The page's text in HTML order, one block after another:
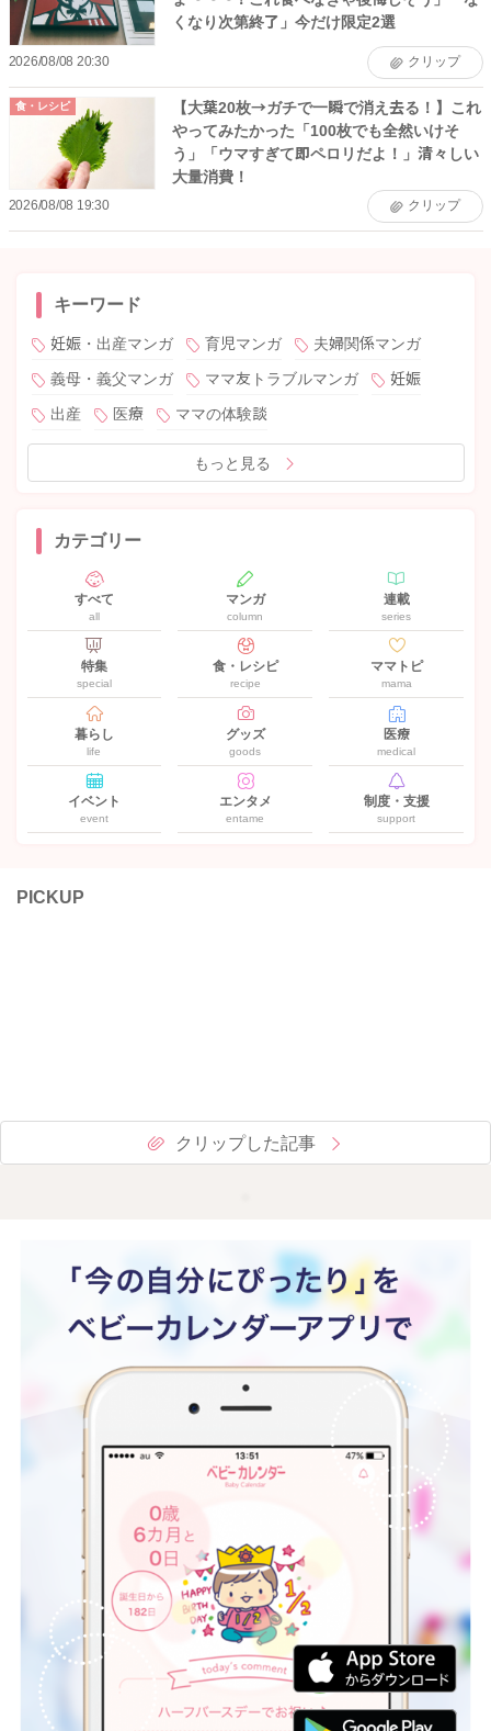
くなり次第終了」今だけ限定2選
2026/08/08 20:30 クリップ
食・レシピ
【大葉20枚→ガチで一瞬で消え去る！】これ
やってみたかった「100枚でも全然いけそ
う」「ウマすぎて即ペロリだよ！」清々しい
大量消費！
2026/08/08 19:30 クリップ
キーワード
妊娠・出産マンガ 育児マンガ
夫婦関係マンガ
義母・義父マンガ
ママ友トラブルマンガ
妊娠
出産
医療 ママの体験談
もっと見る
カテゴリー
すべて
all
マンガ
column
連載
series
特集
special
食・レシピ
recipe
ママトピ
mama
暮らし
life
グッズ
goods
医療
medical
イベント
event
エンタメ
entame
制度・支援
support
PICKUP
クリップした記事